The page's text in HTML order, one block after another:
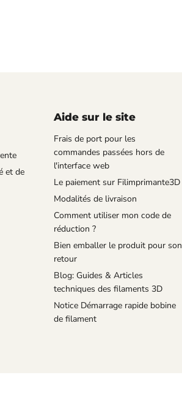
et de
Aide sur le site
Frais de port pour les
commandes passées hors de
l'interface web
Le paiement sur Filimprimante3D
Modalités de livraison
Comment utiliser mon code de
réduction ?
Bien emballer le produit pour son
retour
Blog: Guides & Articles
techniques des filaments 3D
Notice Démarrage rapide bobine
de filament